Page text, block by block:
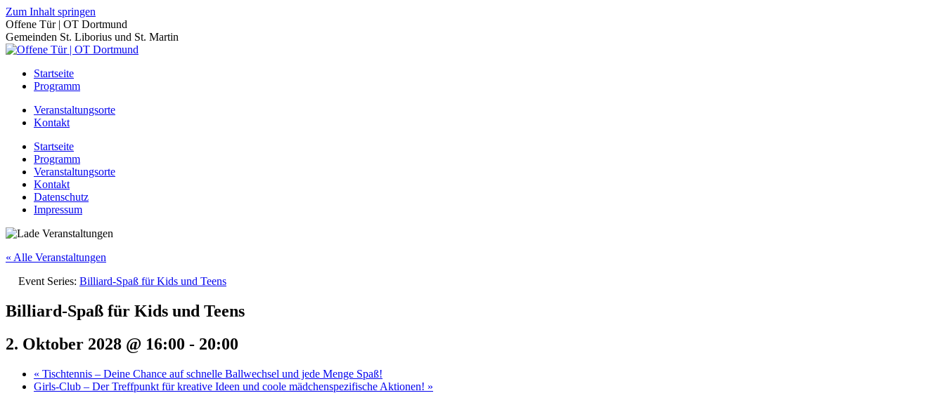
Zum Inhalt springen
Offene Tür | OT Dortmund
Gemeinden St. Liborius und St. Martin
Startseite
Programm
Veranstaltungsorte
Kontakt
Startseite
Programm
Veranstaltungsorte
Kontakt
Datenschutz
Impressum
« Alle Veranstaltungen
Event Series: Billiard-Spaß für Kids und Teens
Billiard-Spaß für Kids und Teens
2. Oktober 2028 @ 16:00 - 20:00
« Tischtennis – Deine Chance auf schnelle Ballwechsel und jede Menge Spaß!
Girls-Club – Der Treffpunkt für kreative Ideen und coole mädchenspezifische Aktionen! »